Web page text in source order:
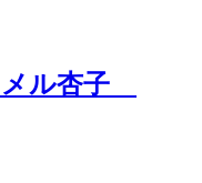
メル杏子